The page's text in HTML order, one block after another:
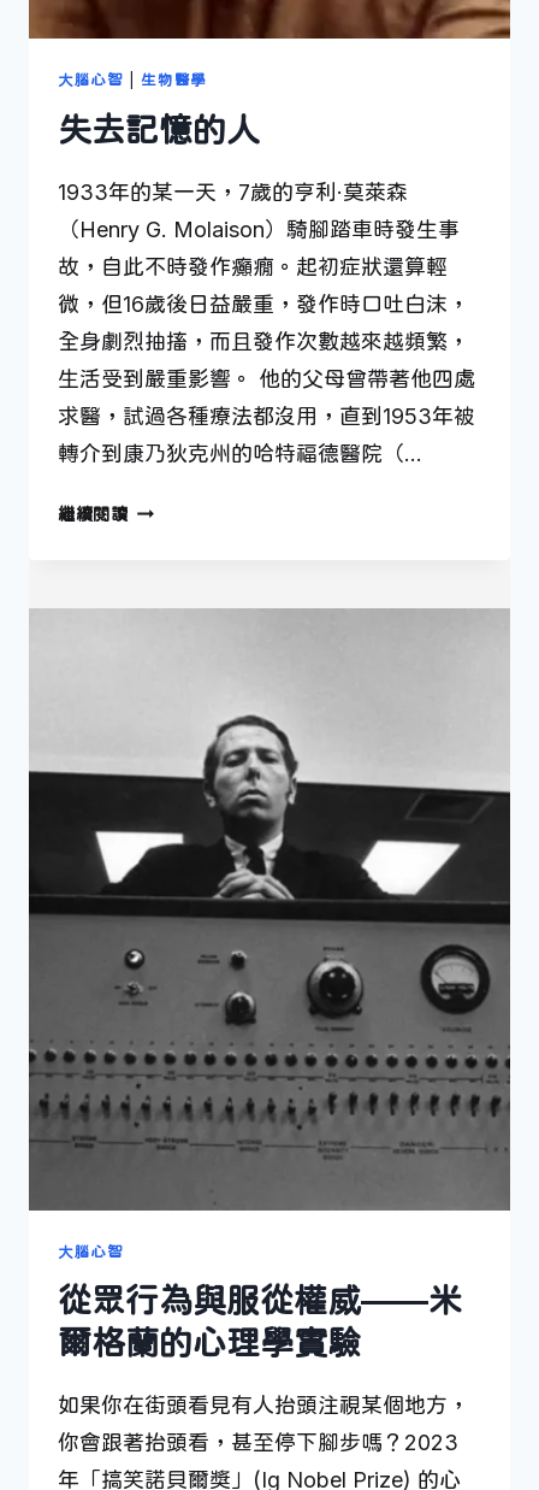
大腦心智 |生物醫學
失去記憶的人
1933年的某一天，7歲的亨利·莫萊森
（Henry G. Molaison）騎腳踏車時發生事
故，自此不時發作癲癇。起初症狀還算輕
微，但16歲後日益嚴重，發作時口吐白沫，
全身劇烈抽搐，而且發作次數越來越頻繁，
生活受到嚴重影響。 他的父母曾帶著他四處
求醫，試過各種療法都沒用，直到1953年被
轉介到康乃狄克州的哈特福德醫院（…
繼續閱讀失
大腦心智
從眾行為與服從權威——米
爾格蘭的心理學實驗
如果你在街頭看見有人抬頭注視某個地方，
你會跟著抬頭看，甚至停下腳步嗎？2023
年「搞笑諾貝爾獎」(Ig Nobel Prize) 的心